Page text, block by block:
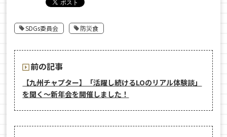
SDGs委員会 防災食
前の記事
【九州チャプター】「活躍し続けるLOのリアル体験談」
を聞く～新年会を開催しました！